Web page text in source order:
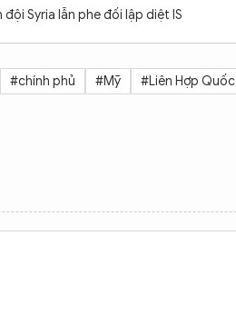
Syria lẫn phe đối lập diệt IS
#chính phủ #Mỹ #Liên Hợp Quốc